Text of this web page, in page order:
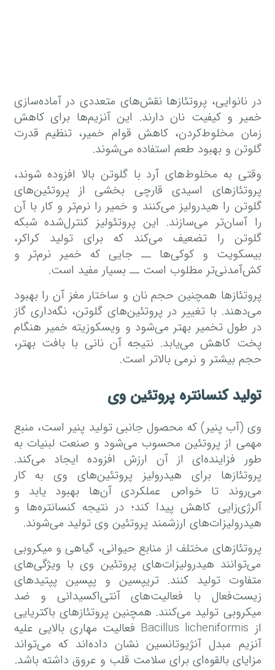
در نانوایی، پروتئازها نقش‌های متعددی در آماده‌سازی
خمیر و کیفیت نان دارند. این آنزیم‌ها برای کاهش
زمان مخلوط‌کردن، کاهش قوام خمیر، تنظیم قدرت
گلوتن و بهبود طعم استفاده می‌شوند.
وقتی به مخلوط‌های آرد با گلوتن بالا افزوده شوند،
پروتئازهای اسیدی قارچی بخشی از پروتئین‌های
گلوتن را هیدرولیز می‌کنند و خمیر را نرم‌تر و کار با آن
را آسان‌تر می‌سازند. این پروتئولیز کنترل‌شده شبکه
گلوتن را تضعیف می‌کند که برای تولید کراکر،
بیسکویت و کوکی‌ها ــ جایی که خمیر نرم‌تر و
کش‌آمدنی‌تر مطلوب است ــ بسیار مفید است.
پروتئازها همچنین حجم نان و ساختار مغز آن را بهبود
می‌دهند. با تغییر در پروتئین‌های گلوتن، نگه‌داری گاز
در طول تخمیر بهتر می‌شود و ویسکوزیته خمیر هنگام
پخت کاهش می‌یابد. نتیجه آن نانی با بافت بهتر،
حجم بیشتر و نرمی بالاتر است.
تولید کنسانتره پروتئین وی
وی (آب پنیر) که محصول جانبی تولید پنیر است، منبع
مهمی از پروتئین محسوب می‌شود و صنعت لبنیات به
طور فزاینده‌ای از آن ارزش افزوده ایجاد می‌کند.
پروتئازها برای هیدرولیز پروتئین‌های وی به کار
می‌روند تا خواص عملکردی آن‌ها بهبود یابد و
آلرژی‌زایی کاهش پیدا کند؛ در نتیجه کنسانتره‌ها و
هیدرولیزات‌های ارزشمند پروتئین وی تولید می‌شوند.
پروتئازهای مختلف از منابع حیوانی، گیاهی و میکروبی
می‌توانند هیدرولیزات‌های پروتئین وی با ویژگی‌های
متفاوت تولید کنند. تریپسین و پپسین پپتیدهای
زیست‌فعال با فعالیت‌های آنتی‌اکسیدانی و ضد
میکروبی تولید می‌کنند. همچنین پروتئازهای باکتریایی
از Bacillus licheniformis فعالیت مهاری بالایی علیه
آنزیم مبدل آنژیوتانسین نشان داده‌اند که می‌تواند
مزایای بالقوه‌ای برای سلامت قلب و عروق داشته باشد.